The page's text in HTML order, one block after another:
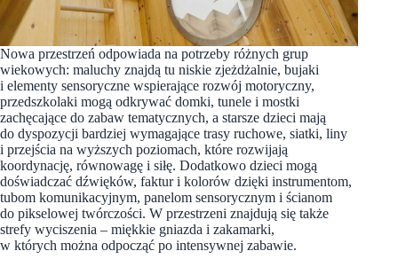
Nowa przestrzeń odpowiada na potrzeby różnych grup
wiekowych: maluchy znajdą tu niskie zjeżdżalnie, bujaki
i elementy sensoryczne wspierające rozwój motoryczny,
przedszkolaki mogą odkrywać domki, tunele i mostki
zachęcające do zabaw tematycznych, a starsze dzieci mają
do dyspozycji bardziej wymagające trasy ruchowe, siatki, liny
i przejścia na wyższych poziomach, które rozwijają
koordynację, równowagę i siłę. Dodatkowo dzieci mogą
doświadczać dźwięków, faktur i kolorów dzięki instrumentom,
tubom komunikacyjnym, panelom sensorycznym i ścianom
do pikselowej twórczości. W przestrzeni znajdują się także
strefy wyciszenia – miękkie gniazda i zakamarki,
w których można odpocząć po intensywnej zabawie.